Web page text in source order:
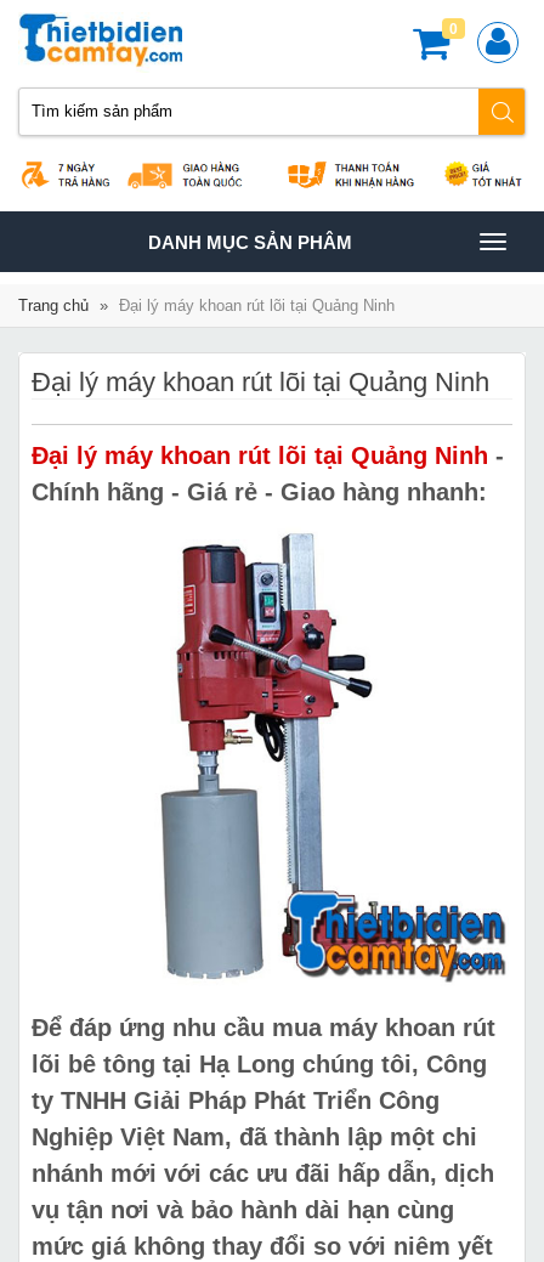
0
TOGGLE
NAVIGATION
DANH MỤC SẢN PHÂM
Trang chủ » Đại lý máy khoan rút lõi tại Quảng Ninh
Đại lý máy khoan rút lõi tại Quảng Ninh
Đại lý máy khoan rút lõi tại Quảng Ninh -
Chính hãng - Giá rẻ - Giao hàng nhanh:
Để đáp ứng nhu cầu mua máy khoan rút
lõi bê tông tại Hạ Long chúng tôi, Công
ty TNHH Giải Pháp Phát Triển Công
Nghiệp Việt Nam, đã thành lập một chi
nhánh mới với các ưu đãi hấp dẫn, dịch
vụ tận nơi và bảo hành dài hạn cùng
mức giá không thay đổi so với niêm yết